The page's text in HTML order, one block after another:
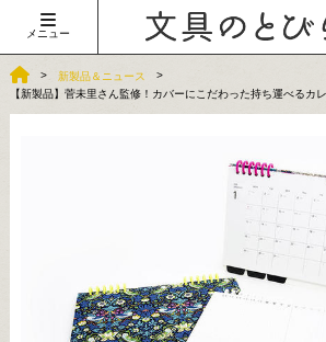
メニュー
新製品＆ニュース
【新製品】菅未里さん監修！カバーにこだわった持ち運べるカ